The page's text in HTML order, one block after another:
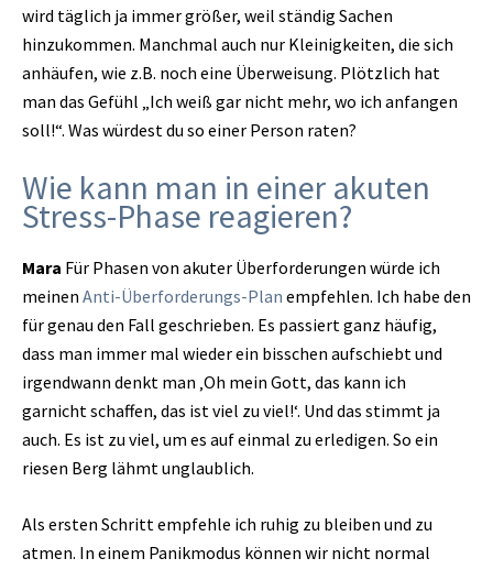
wird täglich ja immer größer, weil ständig Sachen
hinzukommen. Manchmal auch nur Kleinigkeiten, die sich
anhäufen, wie z.B. noch eine Überweisung. Plötzlich hat
man das Gefühl „Ich weiß gar nicht mehr, wo ich anfangen
soll!“. Was würdest du so einer Person raten?
Wie kann man in einer akuten
Stress-Phase reagieren?
Mara Für Phasen von akuter Überforderungen würde ich
meinen Anti-Überforderungs-Plan empfehlen. Ich habe den
für genau den Fall geschrieben. Es passiert ganz häufig,
dass man immer mal wieder ein bisschen aufschiebt und
irgendwann denkt man ‚Oh mein Gott, das kann ich
garnicht schaffen, das ist viel zu viel!‘. Und das stimmt ja
auch. Es ist zu viel, um es auf einmal zu erledigen. So ein
riesen Berg lähmt unglaublich.
Als ersten Schritt empfehle ich ruhig zu bleiben und zu
atmen. In einem Panikmodus können wir nicht normal